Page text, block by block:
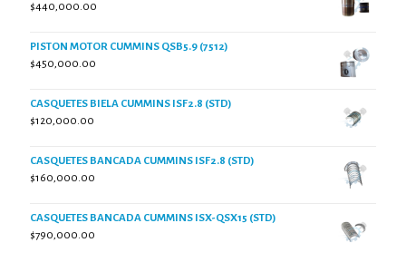
$440,000.00
PISTON MOTOR CUMMINS QSB5.9 (7512)
$450,000.00
CASQUETES BIELA CUMMINS ISF2.8 (STD)
$120,000.00
CASQUETES BANCADA CUMMINS ISF2.8 (STD)
$160,000.00
CASQUETES BANCADA CUMMINS ISX-QSX15 (STD)
$790,000.00